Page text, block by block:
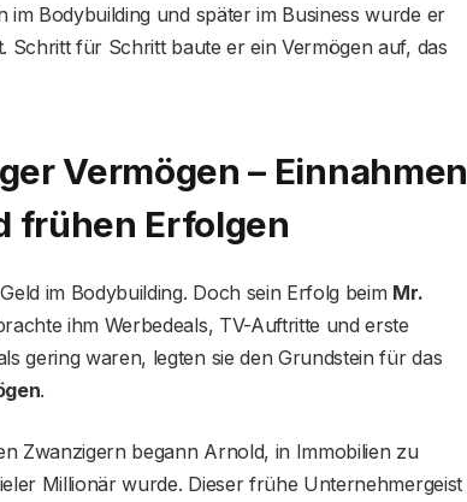
im Bodybuilding und später im Business wurde er
Schritt für Schritt baute er ein Vermögen auf, das
Vermögen – Einnahmen
frühen Erfolgen
im Bodybuilding. Doch sein Erfolg beim Mr.
ihm Werbedeals, TV-Auftritte und erste
gering waren, legten sie den Grundstein für das
.
Zwanzigern begann Arnold, in Immobilien zu
Millionär wurde. Dieser frühe Unternehmergeist